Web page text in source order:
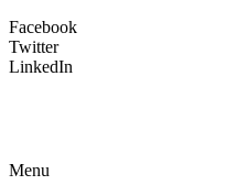
Facebook
Twitter
LinkedIn
Menu